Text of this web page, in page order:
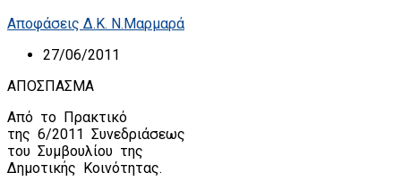
Αποφάσεις Δ.Κ. Ν.Μαρμαρά
27/06/2011
ΑΠΟΣΠΑΣΜΑ
Από το Πρακτικό
της 6/2011 Συνεδριάσεως
του Συμβουλίου της
Δημοτικής Κοινότητας.